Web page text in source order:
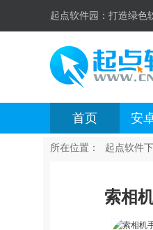
起点软件园： 打造绿色
首页 安
所在位置： 起点软件
索相